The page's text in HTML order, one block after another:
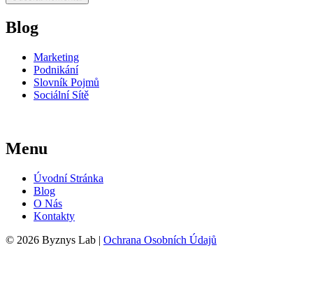
Blog
Marketing
Podnikání
Slovník Pojmů
Sociální Sítě
Menu
Úvodní Stránka
Blog
O Nás
Kontakty
© 2026 Byznys Lab | Ochrana Osobních Údajů